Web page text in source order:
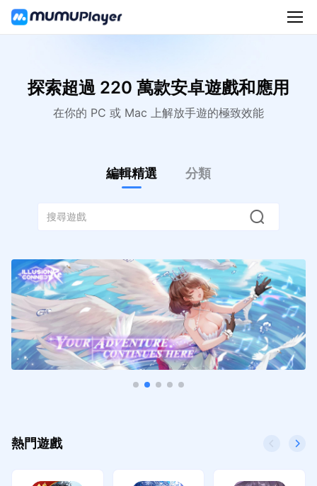
探索超過 220 萬款安卓遊戲和應用
在你的 PC 或 Mac 上解放手遊的極致效能
編輯精選 分類
熱門遊戲